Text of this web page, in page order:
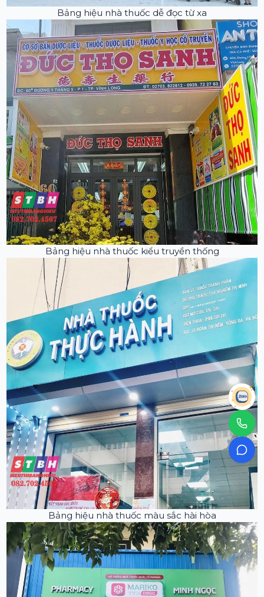
Bảng hiệu nhà thuốc dễ đọc từ xa
Bảng hiệu nhà thuốc kiểu truyền thống
Bảng hiệu nhà thuốc màu sắc hài hòa